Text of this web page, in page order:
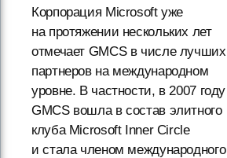
Корпорация Microsoft уже
на протяжении нескольких лет
отмечает GMCS в числе лучших
партнеров на международном
уровне. В частности, в 2007 году
GMCS вошла в состав элитного
клуба Microsoft Inner Circle
и стала членом международного